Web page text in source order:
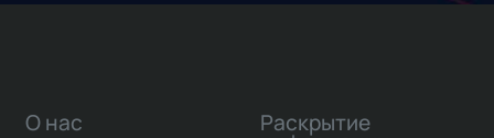
О нас Раскрытие